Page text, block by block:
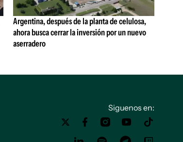
Argentina, después de la planta de celulosa,
ahora busca cerrar la inversión por un nuevo
aserradero
Siguenos en: